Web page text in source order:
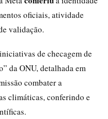
oficiais, atividade
validação.
de checagem de
da ONU, detalhada em
combater a
climáticas, conferindo e